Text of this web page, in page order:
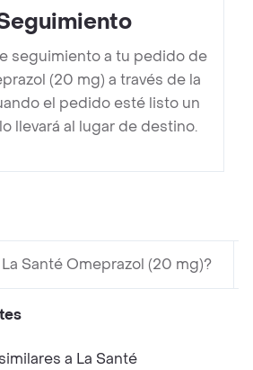
seguimiento a tu pedido de
(20 mg) a través de la
el pedido esté listo un
llevará al lugar de destino.
Santé Omeprazol (20 mg)?
a La Santé